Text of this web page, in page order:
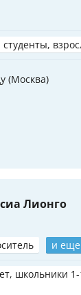
(Москва)
Лионго
и
школьники 1-